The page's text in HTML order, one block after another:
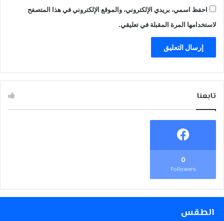
احفظ اسمي، بريدي الإلكتروني، والموقع الإلكتروني في هذا المتصفح
لاستخدامها المرة المقبلة في تعليقي.
تابعنا
0
Followers
الطقس